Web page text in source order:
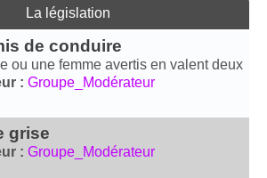
La législation
de conduire
ou une femme avertis en valent deux
: Groupe_Modérateur
grise
: Groupe_Modérateur